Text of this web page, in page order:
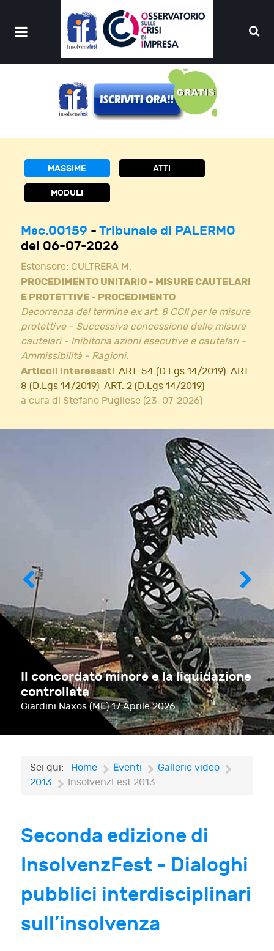
MASSIME ATTI
MODULI
Msc.00159 - Tribunale di PALERMO
del 06-07-2026
Estensore: CULTRERA M.
PROCEDIMENTO UNITARIO - MISURE CAUTELARI
E PROTETTIVE - PROCEDIMENTO
Decorrenza del termine ex art. 8 CCII per le misure
protettive - Successiva concessione delle misure
cautelari - Inibitoria azioni esecutive e cautelari -
Ammissibilità - Ragioni.
Articoli interessati ART. 54 (D.Lgs 14/2019) ART.
8 (D.Lgs 14/2019) ART. 2 (D.Lgs 14/2019)
a cura di Stefano Pugliese (23-07-2026)
Il concordato minore e la liquidazione
controllata
Giardini Naxos (ME) 17 Aprile 2026
Sei qui: Home Eventi
Gallerie video
2013
InsolvenzFest 2013
Seconda edizione di
InsolvenzFest - Dialoghi
pubblici interdisciplinari
sull’insolvenza